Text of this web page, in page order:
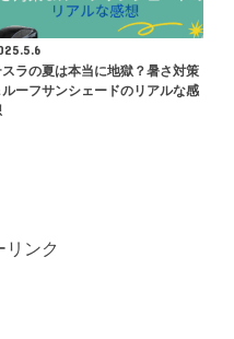
スラの夏は本当に地獄？暑さ対策
ルーフサンシェードのリアルな感
リンク